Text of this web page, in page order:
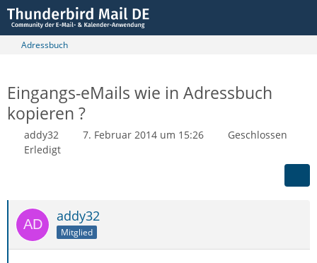
Adressbuch
Eingangs-eMails wie in Adressbuch
kopieren ?
addy32 7. Februar 2014 um 15:26
Geschlossen
Erledigt
addy32
Mitglied